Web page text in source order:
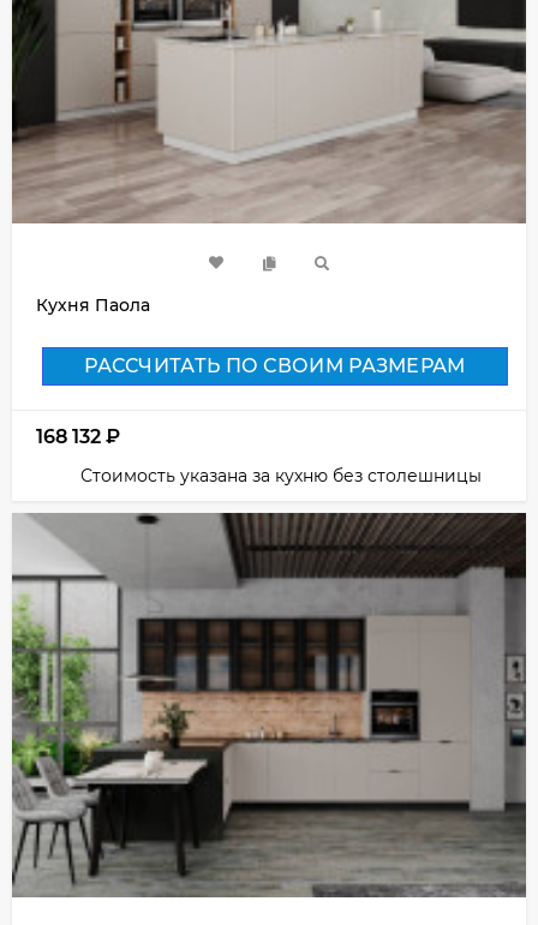
Кухня Паола
РАССЧИТАТЬ ПО СВОИМ РАЗМЕРАМ
168 132 ₽
Стоимость указана за кухню без столешницы